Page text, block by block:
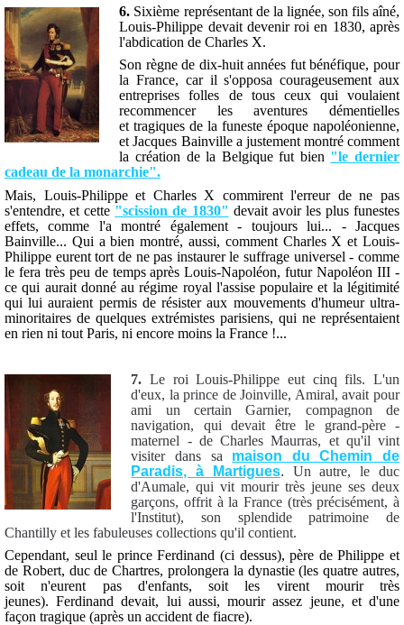
6. Sixième représentant de la lignée, son fils aîné,
Louis-Philippe devait devenir roi en 1830, après
l'abdication de Charles X.
Son règne de dix-huit années fut bénéfique, pour
la France, car il s'opposa courageusement aux
entreprises folles de tous ceux qui voulaient
recommencer les aventures démentielles
et tragiques de la funeste époque napoléonienne,
et Jacques Bainville a justement montré comment
la création de la Belgique fut bien "le dernier
cadeau de la monarchie".
Mais, Louis-Philippe et Charles X commirent l'erreur de ne pas
s'entendre, et cette "scission de 1830" devait avoir les plus funestes
effets, comme l'a montré également - toujours lui... - Jacques
Bainville... Qui a bien montré, aussi, comment Charles X et Louis-
Philippe eurent tort de ne pas instaurer le suffrage universel - comme
le fera très peu de temps après Louis-Napoléon, futur Napoléon III -
ce qui aurait donné au régime royal l'assise populaire et la légitimité
qui lui auraient permis de résister aux mouvements d'humeur ultra-
minoritaires de quelques extrémistes parisiens, qui ne représentaient
en rien ni tout Paris, ni encore moins la France !...
7. Le roi Louis-Philippe eut cinq fils. L'un
d'eux, la prince de Joinville, Amiral, avait pour
ami un certain Garnier, compagnon de
navigation, qui devait être le grand-père -
maternel - de Charles Maurras, et qu'il vint
visiter dans sa
maison du Chemin de
Paradis, à Martigues. Un autre, le duc
d'Aumale, qui vit mourir très jeune ses deux
garçons, offrit à la France (très précisément, à
l'Institut), son splendide patrimoine de
Chantilly et les fabuleuses collections qu'il contient.
Cependant, seul le prince Ferdinand (ci dessus), père de Philippe et
de Robert, duc de Chartres, prolongera la dynastie (les quatre autres,
soit n'eurent pas d'enfants, soit les virent mourir très
jeunes). Ferdinand devait, lui aussi, mourir assez jeune, et d'une
façon tragique (après un accident de fiacre).